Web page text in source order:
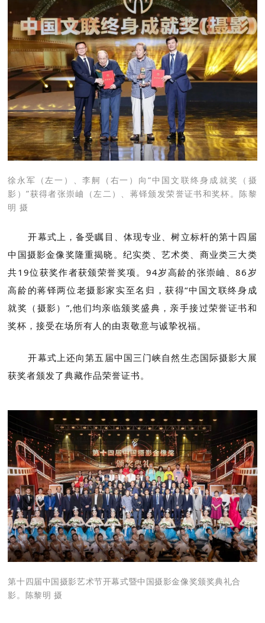
徐永军（左一）、李舸（右一）向 “中国文联终身成就奖（摄
影）”获得者张崇岫（左二）、蒋铎颁发荣誉证书和奖杯。陈黎
明 摄
开幕式上，备受瞩目、体现专业、树立标杆的第十四届
中国摄影金像奖隆重揭晓。纪实类、艺术类、商业类三大类
共19位获奖作者获颁荣誉奖项。94岁高龄的张崇岫、86岁
高龄的蒋铎两位老摄影家实至名归，获得“中国文联终身成
就奖（摄影）”,他们均亲临颁奖盛典，亲手接过荣誉证书和
奖杯，接受在场所有人的由衷敬意与诚挚祝福。
开幕式上还向第五届中国三门峡自然生态国际摄影大展
获奖者颁发了典藏作品荣誉证书。
第十四届中国摄影艺术节开幕式暨中国摄影金像奖颁奖典礼合
影。陈黎明 摄